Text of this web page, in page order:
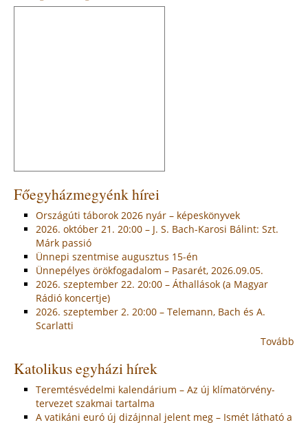
Főegyházmegyénk hírei
Országúti táborok 2026 nyár – képeskönyvek
2026. október 21. 20:00 – J. S. Bach-Karosi Bálint: Szt.
Márk passió
Ünnepi szentmise augusztus 15-én
Ünnepélyes örökfogadalom – Pasarét, 2026.09.05.
2026. szeptember 22. 20:00 – Áthallások (a Magyar
Rádió koncertje)
2026. szeptember 2. 20:00 – Telemann, Bach és A.
Scarlatti
Tovább
Katolikus egyházi hírek
Teremtésvédelmi kalendárium – Az új klímatörvény-
tervezet szakmai tartalma
A vatikáni euró új dizájnnal jelent meg – Ismét látható a